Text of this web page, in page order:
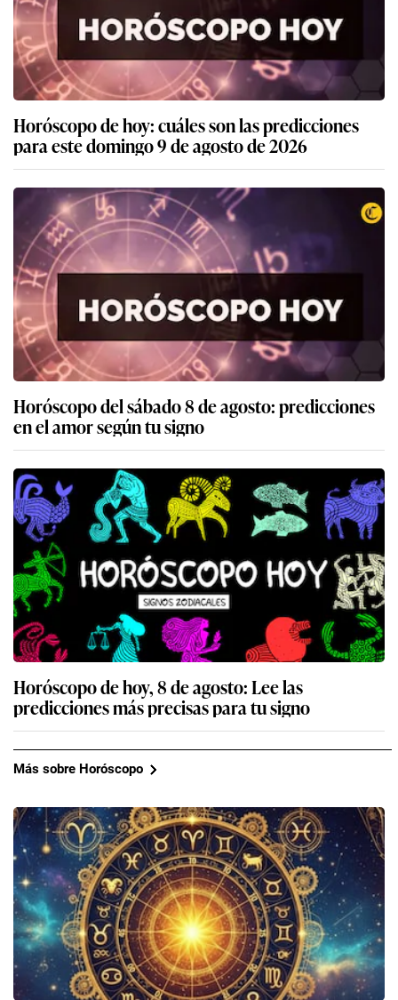
Horóscopo de hoy: cuáles son las predicciones
para este domingo 9 de agosto de 2026
Horóscopo del sábado 8 de agosto: predicciones
en el amor según tu signo
Horóscopo de hoy, 8 de agosto: Lee las
predicciones más precisas para tu signo
Más sobre Horóscopo